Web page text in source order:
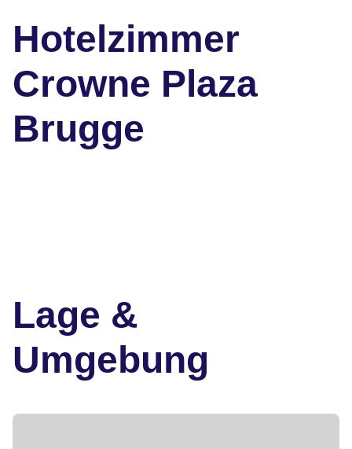
Hotelzimmer
Crowne Plaza
Brugge
Lage &
Umgebung